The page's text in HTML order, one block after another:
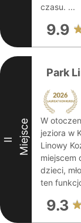
czasu. ...
9.9
II Miejsce
Park
W
jeziora w
Linowy
miejscem
dzieci,
ten
9.3